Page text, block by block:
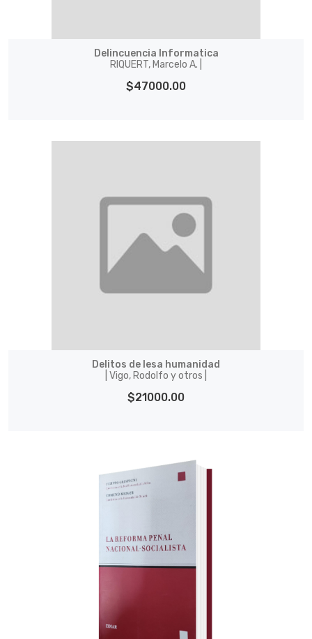
Delincuencia Informatica
RIQUERT, Marcelo A. |
$47000.00
Delitos de lesa humanidad
| Vigo, Rodolfo y otros |
$21000.00